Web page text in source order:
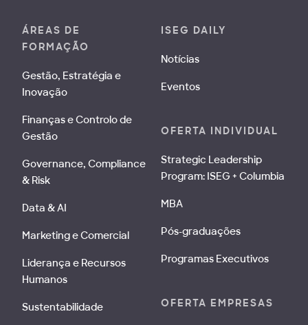
ÁREAS DE
FORMAÇÃO
Gestão, Estratégia e
Inovação
Finanças e Controlo de
Gestão
Governance, Compliance
& Risk
Data & AI
Marketing e Comercial
Liderança e Recursos
Humanos
Sustentabilidade
ISEG DAILY
Notícias
Eventos
OFERTA INDIVIDUAL
Strategic Leadership
Program: ISEG + Columbia
MBA
Pós-graduações
Programas Executivos
OFERTA EMPRESAS